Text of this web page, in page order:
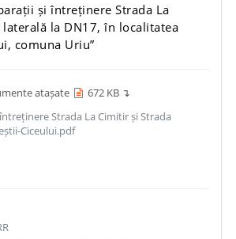
și întreținere Strada La
la DN17, în localitatea
comuna Uriu”
atașate
672 KB ↴
Strada La Cimitir și Strada
Ciceului.pdf